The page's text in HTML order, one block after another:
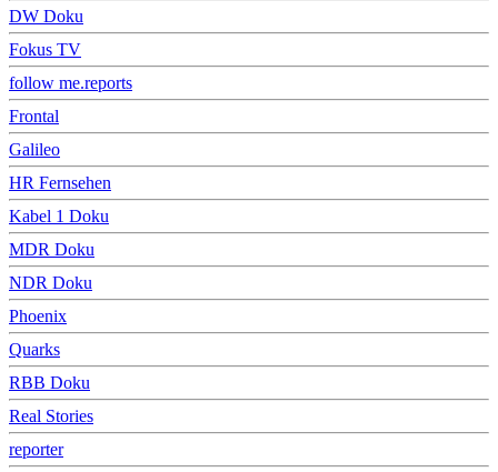
DW Doku
Fokus TV
follow me.reports
Frontal
Galileo
HR Fernsehen
Kabel 1 Doku
MDR Doku
NDR Doku
Phoenix
Quarks
RBB Doku
Real Stories
reporter